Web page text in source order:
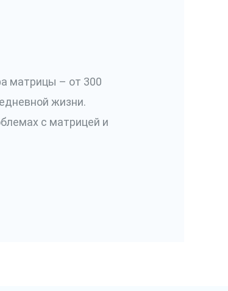
матрицы – от 300
жизни.
с матрицей и